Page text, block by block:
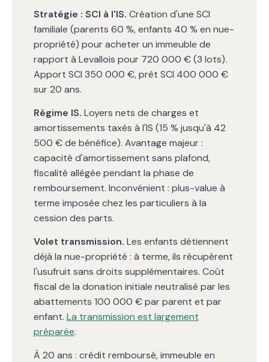
Stratégie : SCI à l'IS. Création d'une SCI
familiale (parents 60 %, enfants 40 % en nue-
propriété) pour acheter un immeuble de
rapport à Levallois pour 720 000 € (3 lots).
Apport SCI 350 000 €, prêt SCI 400 000 €
sur 20 ans.
Régime IS. Loyers nets de charges et
amortissements taxés à l'IS (15 % jusqu'à 42
500 € de bénéfice). Avantage majeur :
capacité d'amortissement sans plafond,
fiscalité allégée pendant la phase de
remboursement. Inconvénient : plus-value à
terme imposée chez les particuliers à la
cession des parts.
Volet transmission. Les enfants détiennent
déjà la nue-propriété : à terme, ils récupèrent
l'usufruit sans droits supplémentaires. Coût
fiscal de la donation initiale neutralisé par les
abattements 100 000 € par parent et par
enfant. La transmission est largement
préparée.
À 20 ans : crédit remboursé, immeuble en